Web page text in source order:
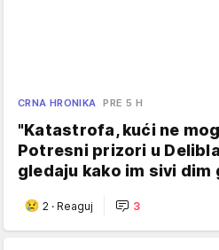
CRNA HRONIKA PRE 5 H
"Katastrofa, kući ne
Potresni prizori u
gledaju kako im sivi dim
2 · Reaguj 3